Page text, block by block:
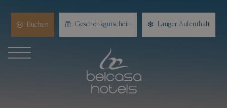
Buchen Geschenkgutschein Langer Aufenthalt